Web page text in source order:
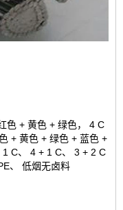
色 + 黄色 + 绿色， 4 C
+ 黄色 + 绿色 + 蓝色 +
C、 4 + 1 C、 3 + 2 C
、 低烟无卤料